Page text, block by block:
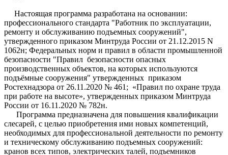
Настоящая программа разработана на основании:
профессионального стандарта "Работник по эксплуатации,
ремонту и обслуживанию подъемных сооружений",
утвержденного приказом Минтруда России от 21.12.2015 N
1062н; Федеральных норм и правил в области промышленной
безопасности "Правил безопасности опасных
производственных объектов, на которых используются
подъёмные сооружения" утвержденных приказом
Ростехнадзора от 26.11.2020 № 461; «Правил по охране труда
при работе на высоте», утвержденных приказом Минтруда
России от 16.11.2020 № 782н.
Программа предназначена для повышения квалификации
слесарей, с целью приобретения ими новых компетенций,
необходимых для профессиональной деятельности по ремонту
и техническому обслуживанию подъемных сооружений:
кранов всех типов, электрических талей, подъемников